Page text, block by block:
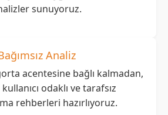
sunuyoruz.
Analiz
acentesine bağlı kalmadan,
odaklı ve tarafsız
rehberleri hazırlıyoruz.